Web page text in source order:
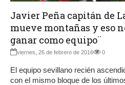
Javier Peña capitán de
mueve montañas y eso
ganar como equipo¨
viernes, 26 de febrero de 2016 0
El equipo sevillano recién
con el mismo bloque de los